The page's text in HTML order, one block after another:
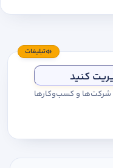
تبلیغات
کنید
شرکت‌ها و کسب‌وکارها